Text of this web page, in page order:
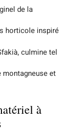
de la
horticole inspiré
culmine tel
montagneuse et
à